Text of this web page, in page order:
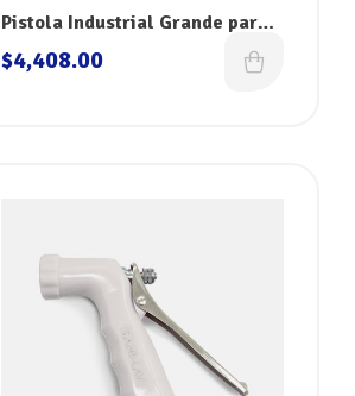
Pistola Industrial Grande para
Agua Acero/Inox Dokin WGSS
$4,408.00